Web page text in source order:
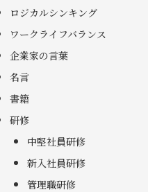
ロジカルシンキング
ワークライフバランス
企業家の言葉
名言
書籍
研修
中堅社員研修
新入社員研修
管理職研修